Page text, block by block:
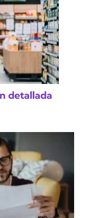
detallada